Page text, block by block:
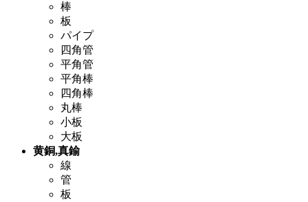
棒
板
パイプ
四角管
平角管
平角棒
四角棒
丸棒
小板
大板
黄銅,真鍮
線
管
板